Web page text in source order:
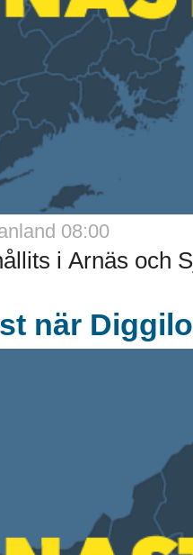
08:00
i Arnäs och
när